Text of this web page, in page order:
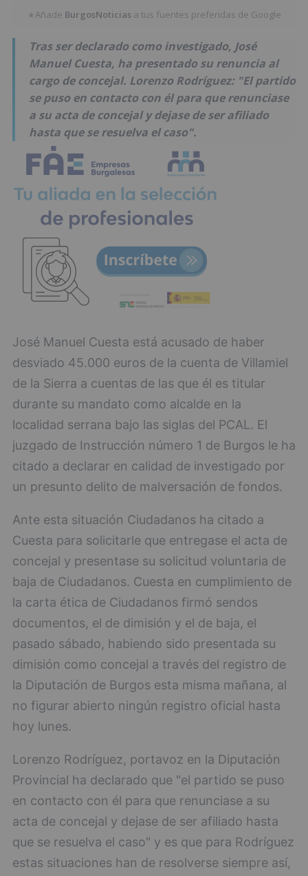
★Añade BurgosNoticias a tus fuentes preferidas de Google
Tras ser declarado como investigado, José
Manuel Cuesta, ha presentado su renuncia al
cargo de concejal. Lorenzo Rodríguez: "El partido
se puso en contacto con él para que renunciase
a su acta de concejal y dejase de ser afiliado
hasta que se resuelva el caso".
José Manuel Cuesta está acusado de haber
desviado 45.000 euros de la cuenta de Villamiel
de la Sierra a cuentas de las que él es titular
durante su mandato como alcalde en la
localidad serrana bajo las siglas del PCAL. El
juzgado de Instrucción número 1 de Burgos le ha
citado a declarar en calidad de investigado por
un presunto delito de malversación de fondos.
Ante esta situación Ciudadanos ha citado a
Cuesta para solicitarle que entregase el acta de
concejal y presentase su solicitud voluntaria de
baja de Ciudadanos. Cuesta en cumplimiento de
la carta ética de Ciudadanos firmó sendos
documentos, el de dimisión y el de baja, el
pasado sábado, habiendo sido presentada su
dimisión como concejal a través del registro de
la Diputación de Burgos esta misma mañana, al
no figurar abierto ningún registro oficial hasta
hoy lunes.
Lorenzo Rodríguez, portavoz en la Diputación
Provincial ha declarado que "el partido se puso
en contacto con él para que renunciase a su
acta de concejal y dejase de ser afiliado hasta
que se resuelva el caso" y es que para Rodríguez
estas situaciones han de resolverse siempre así,